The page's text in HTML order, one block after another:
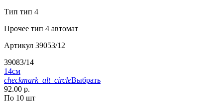
Тип тип 4
Прочее тип 4 автомат
Артикул 39053/12
39083/14
14см
checkmark_alt_circleВыбрать
92.00 р.
По 10 шт